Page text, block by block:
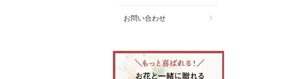
お問い合わせ